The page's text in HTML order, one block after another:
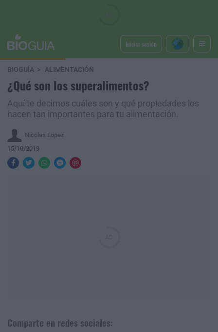
Iniciar sesión
BIOGUÍA ALIMENTACIÓN
¿Qué son los superalimentos?
Aquí te decimos cuáles son y qué propiedades los
hacen tan importantes para tu alimentación.
Nicolas Lopez
15/10/2019
Comparte en redes sociales: